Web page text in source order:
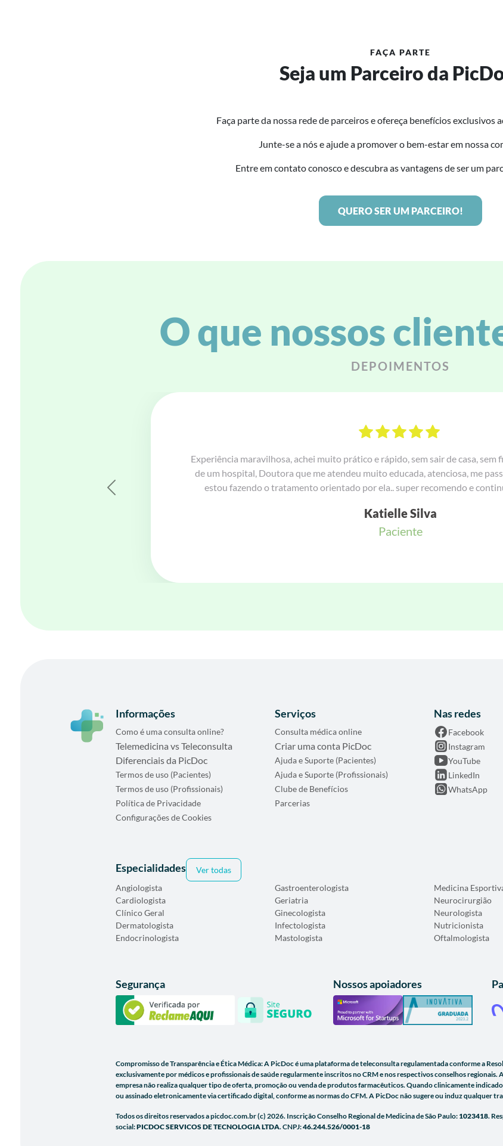
FAÇA PARTE
Seja um Parceiro da
Faça parte da nossa rede de parceiros e ofereça benefícios exclusivos
Junte-se a nós e ajude a promover o bem-estar em nossa
Entre em contato conosco e descubra as vantagens de ser um
QUERO SER UM PARCEIRO!
O que nossos
DEPOIMENTOS
Fiz uma consulta com Dr. Gustavo, médico muito
super tranquila e prática. Muito
Previous
Informações
Como é uma consulta online?
Telemedicina vs Teleconsulta
Diferenciais da PicDoc
Termos de uso (Pacientes)
Termos de uso (Profissionais)
Política de Privacidade
Configurações de Cookies
Serviços
Consulta médica online
Criar uma conta PicDoc
Ajuda e Suporte (Pacientes)
Ajuda e Suporte (Profissionais)
Clube de Benefícios
Parcerias
Nas redes
Facebook
Instagram
YouTube
LinkedIn
WhatsApp
Especialidades
Ver todas
Angiologista
Cardiologista
Clínico Geral
Dermatologista
Endocrinologista
Gastroenterologista
Geriatria
Ginecologista
Infectologista
Mastologista
Medicina
Neurocirurgião
Neurologista
Nutricionista
Oftalmologista
Segurança Nossos apoiadores
Compromisso de Transparência e Ética Médica: A PicDoc é uma plataforma de teleconsulta regulamentada conforme a
exclusivamente por médicos e profissionais de saúde regularmente inscritos no CRM e nos respectivos conselhos
empresa não realiza qualquer tipo de oferta, promoção ou venda de produtos farmacêuticos. Quando clinicamente
ou assinado eletronicamente via certificado digital, conforme as normas do CFM. A PicDoc não sugere ou induz qualquer
Todos os direitos reservados a picdoc.com.br (c) 2026. Inscrição Conselho Regional de Medicina de São Paulo: 1023418.
social:PICDOC SERVICOS DE TECNOLOGIA LTDA. CNPJ:46.244.526/0001-18